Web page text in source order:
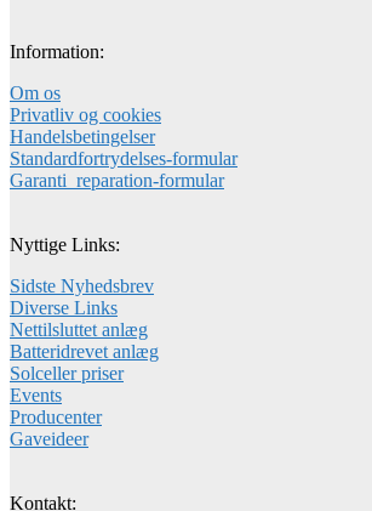
Information:
Om os
Privatliv og cookies
Handelsbetingelser
Standardfortrydelses-formular
Garanti_reparation-formular
Nyttige Links:
Sidste Nyhedsbrev
Diverse Links
Nettilsluttet anlæg
Batteridrevet anlæg
Solceller priser
Events
Producenter
Gaveideer
Kontakt: